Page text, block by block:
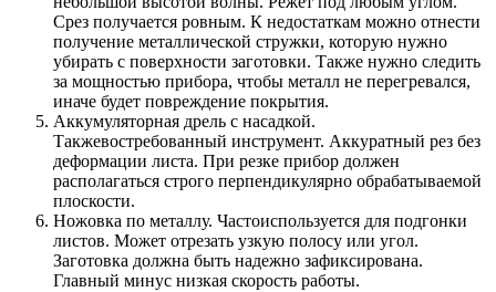
Срез получается ровным. К недостаткам можно отнести
получение металлической стружки, которую нужно
убирать с поверхности заготовки. Также нужно следить
за мощностью прибора, чтобы металл не перегревался,
иначе будет повреждение покрытия.
Аккумуляторная дрель с насадкой.
Такжевостребованный инструмент. Аккуратный рез без
деформации листа. При резке прибор должен
располагаться строго перпендикулярно обрабатываемой
плоскости.
Ножовка по металлу. Частоиспользуется для подгонки
листов. Может отрезать узкую полосу или угол.
Заготовка должна быть надежно зафиксирована.
Главный минус низкая скорость работы.